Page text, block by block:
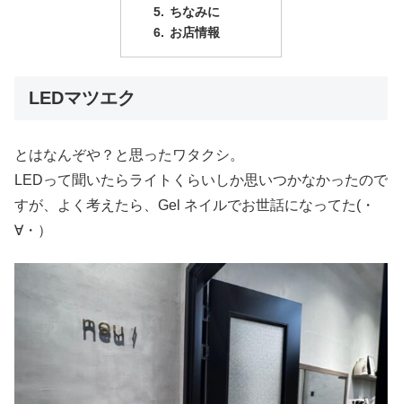
ちなみに
お店情報
LEDマツエク
とはなんぞや？と思ったワタクシ。
LEDって聞いたらライトくらいしか思いつかなかったので
すが、よく考えたら、Gel ネイルでお世話になってた(・
∀・）